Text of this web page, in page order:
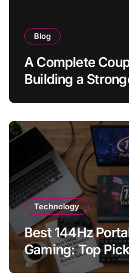
Blog
A Complete
Building a
Technology
Best 144Hz
Gaming: Top
Guide